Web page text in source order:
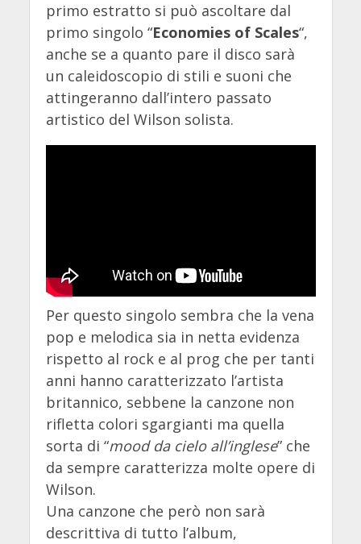
primo estratto si può ascoltare dal
primo singolo “Economies of Scales“,
anche se a quanto pare il disco sarà
un caleidoscopio di stili e suoni che
attingeranno dall’intero passato
artistico del Wilson solista.
Per questo singolo sembra che la vena
pop e melodica sia in netta evidenza
rispetto al rock e al prog che per tanti
anni hanno caratterizzato l’artista
britannico, sebbene la canzone non
rifletta colori sgargianti ma quella
sorta di “mood da cielo all’inglese” che
da sempre caratterizza molte opere di
Wilson.
Una canzone che però non sarà
descrittiva di tutto l’album,